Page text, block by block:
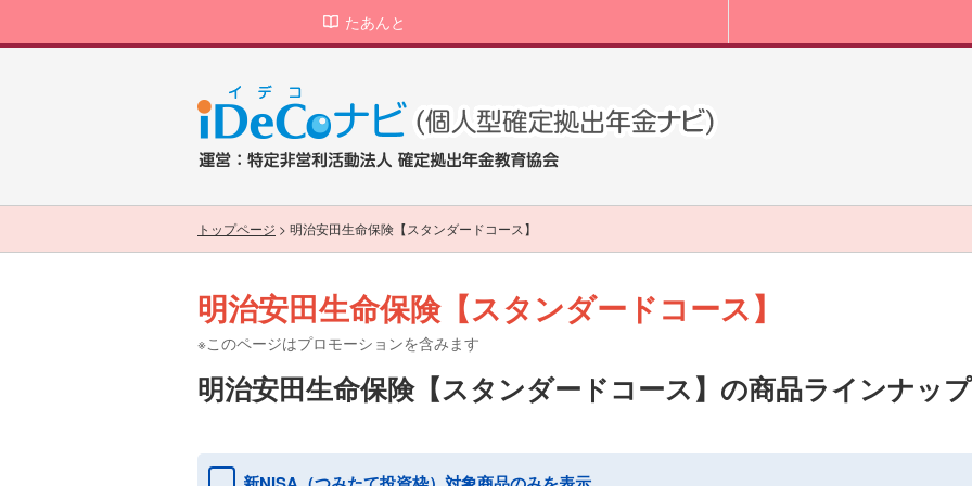
たあんと
トップページ > 明治安田生命保険【スタンダードコース】
明治安田生命保険【スタンダードコース】
※このページはプロモーションを含みます
明治安田生命保険【スタンダードコース】の商品ラインナップ